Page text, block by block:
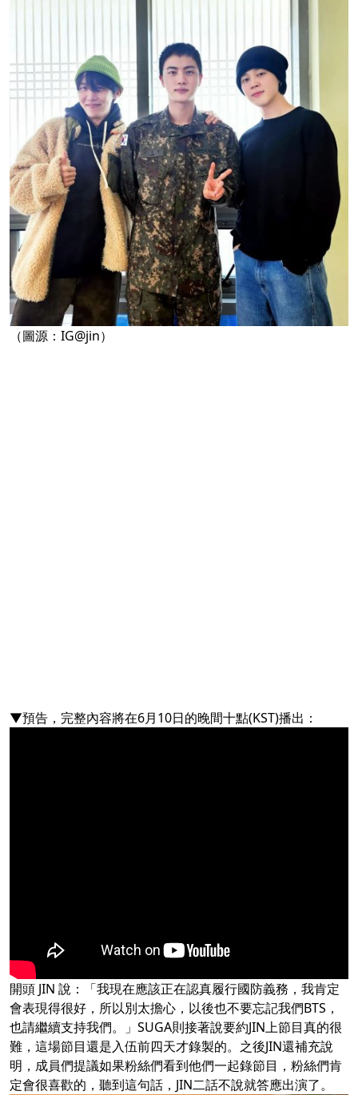
（圖源：IG@jin）
▼預告，完整內容將在6月10日的晚間十點(KST)播出：
開頭 JIN 說：「我現在應該正在認真履行國防義務，我肯定
會表現得很好，所以別太擔心，以後也不要忘記我們BTS，
也請繼續支持我們。」SUGA則接著說要約JIN上節目真的很
難，這場節目還是入伍前四天才錄製的。之後JIN還補充說
明，成員們提議如果粉絲們看到他們一起錄節目，粉絲們肯
定會很喜歡的，聽到這句話，JIN二話不說就答應出演了。